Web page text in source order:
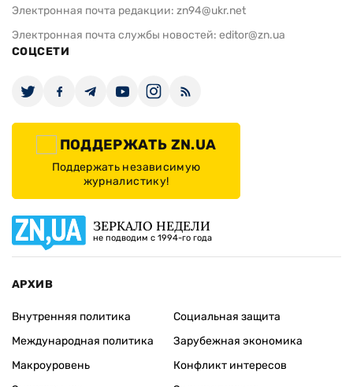
Электронная почта редакции: zn94@ukr.net
Электронная почта службы новостей: editor@zn.ua
СОЦСЕТИ
ПОДДЕРЖАТЬ ZN.UA
Поддержать независимую
журналистику!
ЗЕРКАЛО НЕДЕЛИ
не подводим с 1994-го года
АРХИВ
Внутренняя политика
Международная политика
Макроуровень
Социальная защита
Зарубежная экономика
Конфликт интересов